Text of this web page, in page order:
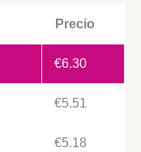
Precio
€6.30
€5.51
€5.18